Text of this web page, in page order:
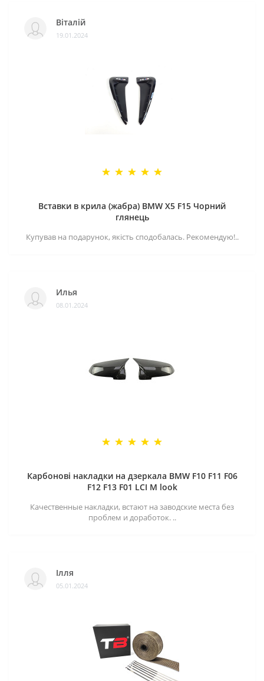
Віталій
19.01.2024
Вставки в крила (жабра) BMW X5 F15 Чорний
глянець
Купував на подарунок, якість сподобалась. Рекомендую!..
Илья
08.01.2024
Карбонові накладки на дзеркала BMW F10 F11 F06
F12 F13 F01 LCI M look
Качественные накладки, встают на заводские места без
проблем и доработок. ..
Ілля
05.01.2024